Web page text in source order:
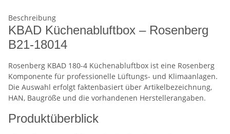
Beschreibung
KBAD Küchenabluftbox – Rosenberg
B21-18014
Rosenberg KBAD 180-4 Küchenabluftbox ist eine Rosenberg
Komponente für professionelle Lüftungs- und Klimaanlagen.
Die Auswahl erfolgt faktenbasiert über Artikelbezeichnung,
HAN, Baugröße und die vorhandenen Herstellerangaben.
Produktüberblick